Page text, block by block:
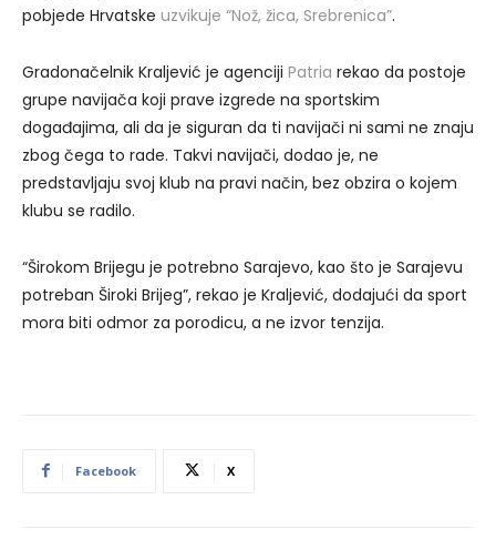
pobjede Hrvatske uzvikuje “Nož, žica, Srebrenica”.
Gradonačelnik Kraljević je agenciji Patria rekao da postoje
grupe navijača koji prave izgrede na sportskim
događajima, ali da je siguran da ti navijači ni sami ne znaju
zbog čega to rade. Takvi navijači, dodao je, ne
predstavljaju svoj klub na pravi način, bez obzira o kojem
klubu se radilo.
“Širokom Brijegu je potrebno Sarajevo, kao što je Sarajevu
potreban Široki Brijeg”, rekao je Kraljević, dodajući da sport
mora biti odmor za porodicu, a ne izvor tenzija.
Facebook X